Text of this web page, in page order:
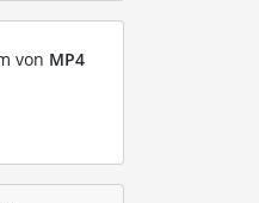
von MP4